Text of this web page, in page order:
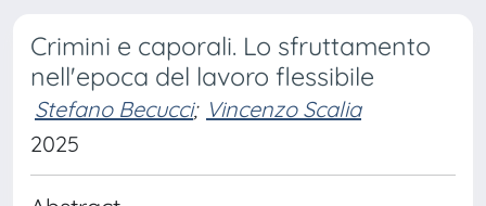
Crimini e caporali. Lo sfruttamento
nell'epoca del lavoro flessibile
Stefano Becucci; Vincenzo Scalia
2025